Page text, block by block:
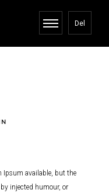
Del
Ipsum available, but the
injected humour, or